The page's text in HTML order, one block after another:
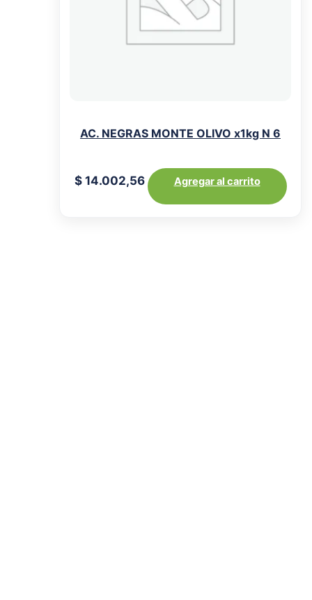
AC. NEGRAS MONTE OLIVO x1kg N 6
$14.002,56 Agregar al carrito